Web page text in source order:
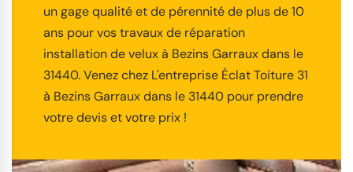
un gage qualité et de pérennité de plus de 10
ans pour vos travaux de réparation
installation de velux à Bezins Garraux dans le
31440. Venez chez L'entreprise Éclat Toiture 31
à Bezins Garraux dans le 31440 pour prendre
votre devis et votre prix !